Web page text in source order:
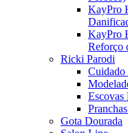
KayPro
KayPro
Reforço
Ricki Parodi
Cuidado
Escovas
Gota Dourada